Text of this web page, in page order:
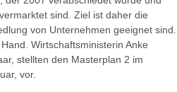
sind. Ziel ist daher die
von Unternehmen geeignet sind.
Wirtschaftsministerin Anke
stellten den Masterplan 2 im
vor.